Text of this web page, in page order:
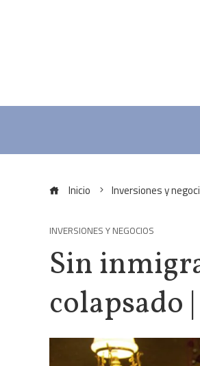
Inicio Inversiones y
INVERSIONES Y NEGOCIOS
Sin
colapsado